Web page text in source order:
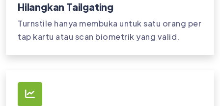
Hilangkan Tailgating
Turnstile hanya membuka untuk satu orang per
tap kartu atau scan biometrik yang valid.